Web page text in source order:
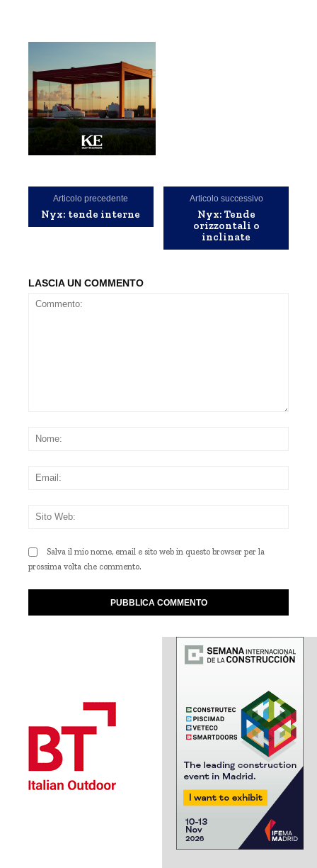
Articolo precedente
Nyx: tende interne
Articolo successivo
Nyx: Tende
orizzontali o
inclinate
LASCIA UN COMMENTO
Salva il mio nome, email e sito web in questo browser per la
prossima volta che commento.